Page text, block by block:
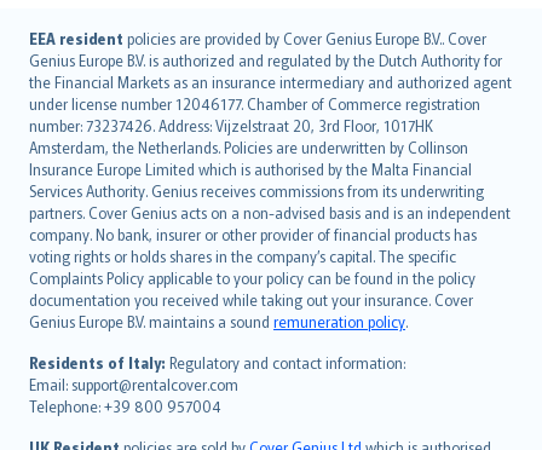
EEA resident policies are provided by Cover Genius Europe B.V.. Cover
Genius Europe B.V. is authorized and regulated by the Dutch Authority for
the Financial Markets as an insurance intermediary and authorized agent
under license number 12046177. Chamber of Commerce registration
number: 73237426. Address: Vijzelstraat 20, 3rd Floor, 1017HK
Amsterdam, the Netherlands. Policies are underwritten by Collinson
Insurance Europe Limited which is authorised by the Malta Financial
Services Authority. Genius receives commissions from its underwriting
partners. Cover Genius acts on a non-advised basis and is an independent
company. No bank, insurer or other provider of financial products has
voting rights or holds shares in the company’s capital. The specific
Complaints Policy applicable to your policy can be found in the policy
documentation you received while taking out your insurance. Cover
Genius Europe B.V. maintains a sound remuneration policy.
Residents of Italy: Regulatory and contact information:
Email: support@rentalcover.com
Telephone: +39 800 957004
English (UK)
English (US)
Deutsch
français
Nederlands
español
italiano
简体中文
繁體中文
Português
polski
עברית
Português
svenska